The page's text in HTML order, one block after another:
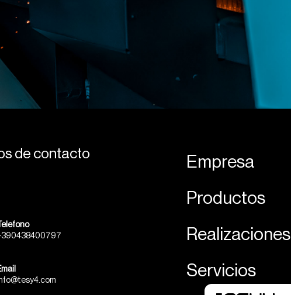
de contacto
Telefono
Empresa
Productos
Realizaciones
Servicios